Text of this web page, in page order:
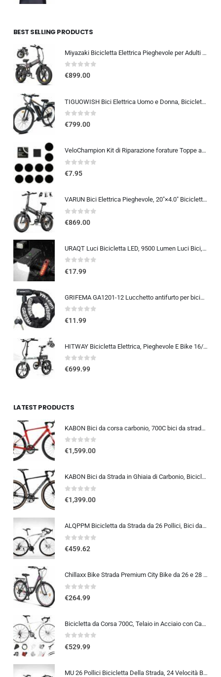
BEST SELLING PRODUCTS
Miyazaki Bicicletta Elettrica Pieghevole per Adulti – Ebike con Motore Brushless – Batteria Rimovibile 48V 14Ah – Bicicletta
0out of 5
€899.00
TIGUOWISH Bici Elettrica Uomo e Donna, Bicicletta Elettrica 29 Pollici con Motore Posteriore 250W, Autonomia fino a 90 km,…
0out of 5
€799.00
VeloChampion Kit di Riparazione forature Toppe autoadesive per Pneumatici da Bici per Strada, MTB, BMX, ebike | per forature
0out of 5
€7.95
VARUN Bici Elettrica Pieghevole, 20″×4.0″ Bicicletta Elettrica da 48V 13Ah Batteria Rimovibile, Autonomia di 60-120 km, Fat B
0out of 5
€869.00
URAQT Luci Bicicletta LED, 9500 Lumen Luci Bici, USB Ricaricabile 12 LED Super Luminosa, IP65 Impermeabile 5+4 modalità, Luce
0out of 5
€17.99
GRIFEMA GA1201-12 Lucchetto antifurto per bicicletta con chiave, lucchetto a catena per biciclette, moto, scooter, 120 cm, ne
0out of 5
€11.99
HITWAY Bicicletta Elettrica, Pieghevole E Bike 16/20 Pollici, Motore 250W Velocità Massima 25km/h, Batteria Al Litio 36V 9…
0out of 5
€699.99
LATEST PRODUCTS
KABON Bici da corsa carbonio, 700C bici da strada T800 Completamente carbonio con Shimano 105 R7000 22 velocità 8.1 KG Leg…
0out of 5
€1,599.00
KABON Bici da Strada in Ghiaia di Carbonio, Bicicletta con Telaio in Fibra di Carbonio T800 con Bicicletta da Corsa con Fr…
0out of 5
€1,399.00
ALQPPM Bicicletta da Strada da 26 Pollici, Bici da 24 Velocità, Freno a Doppio Disco, Telaio in Acciaio ad Alto Tenore Di …
0out of 5
€459.62
Chillaxx Bike Strada Premium City Bike da 26 e 28 pollici, bicicletta per ragazze, ragazzi, uomini e donne, cambio a 21 ma…
0out of 5
€264.99
Bicicletta da Corsa 700C, Telaio in Acciaio con Cambio a 24/27/30 Marce, Bicicletta da Strada per Uomo Donna, Bici da Stra…
0out of 5
€529.99
MU 26 Pollici Bicicletta Della Strada, 24 Velocità Bici, Doppio Disco Freno, Acciaio Al Carbonio Telaio, Strada Biciclette…